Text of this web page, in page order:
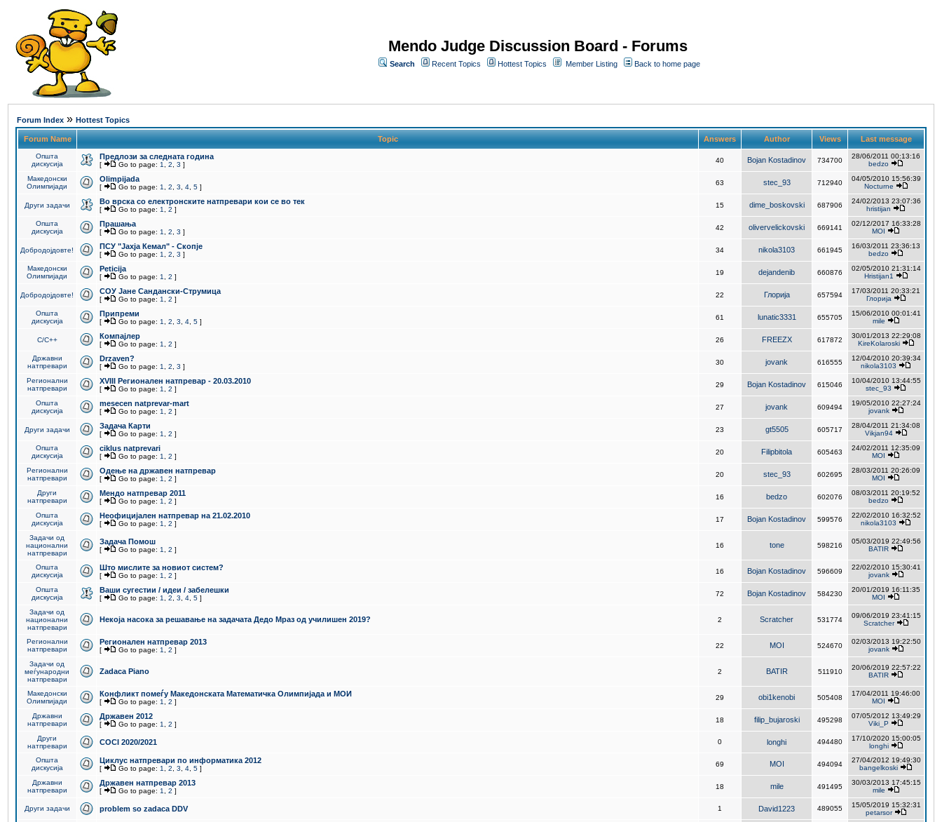
Mendo Judge Discussion Board - Forums
Search Recent Topics Hottest Topics Member Listing Back to home page
Forum Index » Hottest Topics
Forum Name Topic Answers Author Views Last message
Општа
дискусија
Предлози за следната година
[ Go to page: 1 2 3 ]
40 Bojan Kostadinov 734700
28/06/2011 00:13:16
bedzo
Македонски
Олимпијади
Olimpijada
[ Go to page: 1 2 3 4 5 ]
63 stec_93 712940
04/05/2010 15:56:39
Nocturne
Други задачи Во врска со електронските натпревари кои се во тек
[ Go to page: 1 2 ]
15 dime_boskovski 687906
24/02/2013 23:07:36
hristijan
Општа
дискусија
Прашања
[ Go to page: 1 2 3 ]
42 olivervelickovski 669141
02/12/2017 16:33:28
MOI
Добродојдовте! ПCУ "Јахја Кемал" - Скопје
[ Go to page: 1 2 3 ]
34 nikola3103 661945
16/03/2011 23:36:13
bedzo
Македонски
Олимпијади
Peticija
[ Go to page: 1 2 ]
19 dejandenib 660876
02/05/2010 21:31:14
Hristijan1
Добродојдовте! СОУ Јане Сандански-Струмица
[ Go to page: 1 2 ]
22 Глорија 657594
17/03/2011 20:33:21
Глорија
Општа
дискусија
Припреми
[ Go to page: 1 2 3 4 5 ]
61 lunatic3331 655705
15/06/2010 00:01:41
mile
C/C++ Компајлер
[ Go to page: 1 2 ]
26 FREEZX 617872
30/01/2013 22:29:08
KireKolaroski
Државни
натпревари
Drzaven?
[ Go to page: 1 2 3 ]
30 jovank 616555
12/04/2010 20:39:34
nikola3103
Регионални
натпревари
XVIII Регионален натпревар - 20.03.2010
[ Go to page: 1 2 ]
29 Bojan Kostadinov 615046
10/04/2010 13:44:55
stec_93
Општа
дискусија
mesecen natprevar-mart
[ Go to page: 1 2 ]
27 jovank 609494
19/05/2010 22:27:24
jovank
Други задачи Задача Карти
[ Go to page: 1 2 ]
23 gt5505 605717
28/04/2011 21:34:08
Vikjan94
Општа
дискусија
ciklus natprevari
[ Go to page: 1 2 ]
20 Filipbitola 605463
24/02/2011 12:35:09
MOI
Регионални
натпревари
Одење на државен натпревар
[ Go to page: 1 2 ]
20 stec_93 602695
28/03/2011 20:26:09
MOI
Други
натпревари
Мендо натпревар 2011
[ Go to page: 1 2 ]
16 bedzo 602076
08/03/2011 20:19:52
bedzo
Општа
дискусија
Неофицијален натпревар на 21.02.2010
[ Go to page: 1 2 ]
17 Bojan Kostadinov 599576
22/02/2010 16:32:52
nikola3103
Задачи од
национални
натпревари
Задача Помош
[ Go to page: 1 2 ]
16 tone 598216
05/03/2019 22:49:56
BATIR
Општа
дискусија
Што мислите за новиот систем?
[ Go to page: 1 2 ]
16 Bojan Kostadinov 596609
22/02/2010 15:30:41
jovank
Општа
дискусија
Ваши сугестии / идеи / забелешки
[ Go to page: 1 2 3 4 5 ]
72 Bojan Kostadinov 584230
20/01/2019 16:11:35
MOI
Задачи од
национални
натпревари
Некоја насока за решавање на задачата Дедо Мраз од училишен 2019? 2 Scratcher 531774
09/06/2019 23:41:15
Scratcher
Регионални
натпревари
Регионален натпревар 2013
[ Go to page: 1 2 ]
22 MOI 524670
02/03/2013 19:22:50
jovank
Задачи од
меѓународни
натпревари
Zadaca Piano 2 BATIR 511910
20/06/2019 22:57:22
BATIR
Македонски
Олимпијади
Конфликт помеѓу Македонската Математичка Олимпијада и МОИ
[ Go to page: 1 2 ]
29 obi1kenobi 505408
17/04/2011 19:46:00
MOI
Државни
натпревари
Државен 2012
[ Go to page: 1 2 ]
18 filip_bujaroski 495298
07/05/2012 13:49:29
Viki_P
Други
натпревари
COCI 2020/2021 0 longhi 494480
17/10/2020 15:00:05
longhi
Општа
дискусија
Циклус натпревари по информатика 2012
[ Go to page: 1 2 3 4 5 ]
69 MOI 494094
27/04/2012 19:49:30
bangelkoski
Државни
натпревари
Државен натпревар 2013
[ Go to page: 1 2 ]
18 mile 491495
30/03/2013 17:45:15
mile
Други задачи problem so zadaca DDV 1 David1223 489055
15/05/2019 15:32:31
petarsor